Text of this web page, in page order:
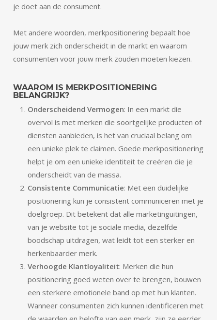
je doet aan de consument.
Met andere woorden, merkpositionering bepaalt hoe
jouw merk zich onderscheidt in de markt en waarom
consumenten voor jouw merk zouden moeten kiezen.
WAAROM IS MERKPOSITIONERING
BELANGRIJK?
Onderscheidend Vermogen: In een markt die
overvol is met merken die soortgelijke producten of
diensten aanbieden, is het van cruciaal belang om
een unieke plek te claimen. Goede merkpositionering
helpt je om een unieke identiteit te creëren die je
onderscheidt van de massa.
Consistente Communicatie: Met een duidelijke
positionering kun je consistent communiceren met je
doelgroep. Dit betekent dat alle marketinguitingen,
van je website tot je sociale media, dezelfde
boodschap uitdragen, wat leidt tot een sterker en
herkenbaarder merk.
Verhoogde Klantloyaliteit: Merken die hun
positionering goed weten over te brengen, bouwen
een sterkere emotionele band op met hun klanten.
Wanneer consumenten zich kunnen identificeren met